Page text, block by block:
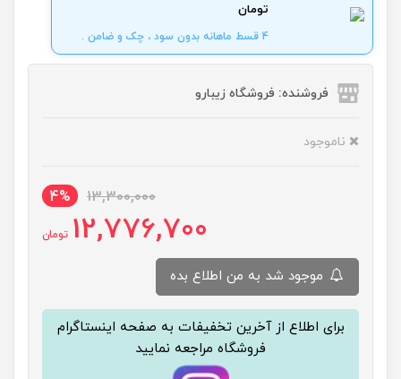
تومان
4 قسط ماهانه بدون سود ، چک و ضامن .
فروشنده: فروشگاه زیبارو
ناموجود
13,300,000
4%
12,776,700 تومان
برای اطلاع از آخرین تخفیفات به صفحه اینستاگرام
فروشگاه مراجعه نمایید